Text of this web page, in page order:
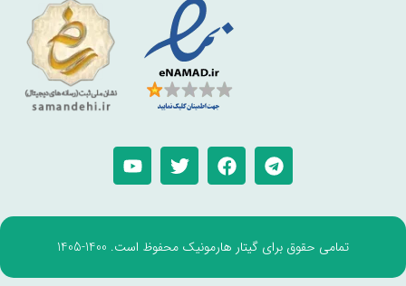
تمامی حقوق برای گیتار هارمونیک محفوظ است. 1400-1405